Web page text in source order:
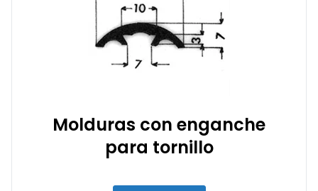
Molduras con enganche
para tornillo